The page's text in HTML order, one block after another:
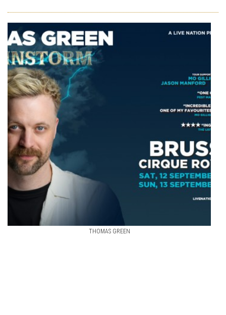
THOMAS GREEN